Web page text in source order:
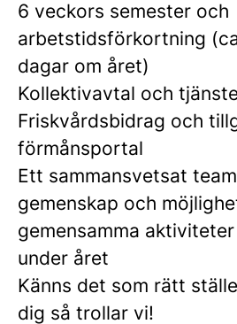
6 veckors semester och
arbetstidsförkortning
dagar om året)
Kollektivavtal och
Friskvårdsbidrag och
förmånsportal
Ett sammansvetsat
gemenskap och
gemensamma
under året
Känns det som rätt
dig så trollar vi!